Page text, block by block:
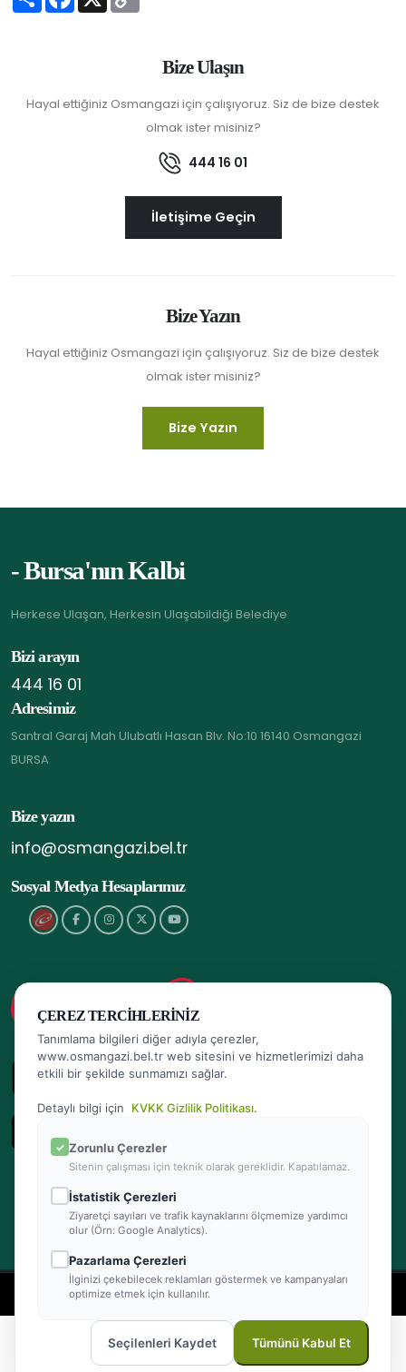
Bize Ulaşın
Hayal ettiğiniz Osmangazi için çalışıyoruz. Siz de bize destek
olmak ister misiniz?
444 16 01
İletişime Geçin
Bize Yazın
Hayal ettiğiniz Osmangazi için çalışıyoruz. Siz de bize destek
olmak ister misiniz?
Bize Yazın
- Bursa'nın Kalbi
Herkese Ulaşan, Herkesin Ulaşabildiği Belediye
Bizi arayın
444 16 01
Adresimiz
Santral Garaj Mah Ulubatlı Hasan Blv. No:10 16140 Osmangazi
BURSA
Bize yazın
info@osmangazi.bel.tr
Sosyal Medya Hesaplarımız
2026 © Osmangazi Belediyesi Tüm hakları saklıdır
ÇEREZ TERCIHLERINIZ
Tanımlama bilgileri diğer adıyla çerezler,
www.osmangazi.bel.tr web sitesini ve hizmetlerimizi daha
etkili bir şekilde sunmamızı sağlar.
Detaylı bilgi için KVKK Gizlilik Politikası.
Zorunlu Çerezler
Sitenin çalışması için teknik olarak gereklidir. Kapatılamaz.
İstatistik Çerezleri
Ziyaretçi sayıları ve trafik kaynaklarını ölçmemize yardımcı
olur (Örn: Google Analytics).
Pazarlama Çerezleri
İlginizi çekebilecek reklamları göstermek ve kampanyaları
optimize etmek için kullanılır.
Seçilenleri Kaydet Tümünü Kabul Et